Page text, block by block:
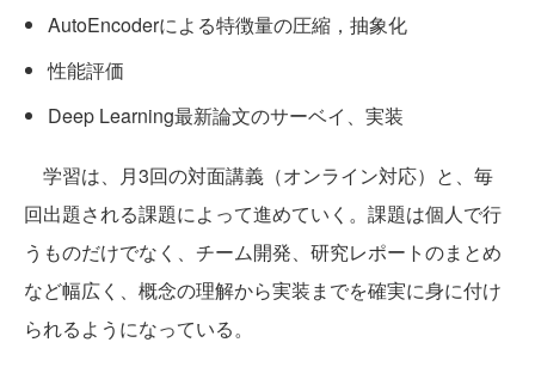
AutoEncoderによる特徴量の圧縮，抽象化
性能評価
Deep Learning最新論文のサーベイ、実装
学習は、月3回の対面講義（オンライン対応）と、毎
回出題される課題によって進めていく。課題は個人で行
うものだけでなく、チーム開発、研究レポートのまとめ
など幅広く、概念の理解から実装までを確実に身に付け
られるようになっている。